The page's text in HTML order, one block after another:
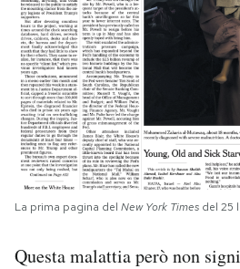
La prima pagina del New York Times del 25
Questa malattia però non